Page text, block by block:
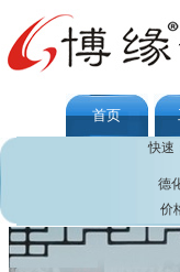
首页
快速
德
价